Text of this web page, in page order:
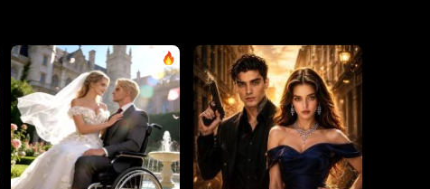
EP 34 EP 35